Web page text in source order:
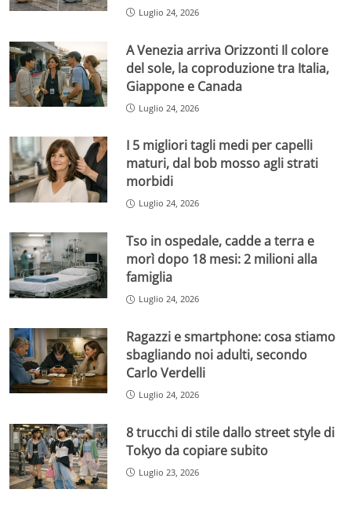
Luglio 24, 2026
A Venezia arriva Orizzonti Il colore
del sole, la coproduzione tra Italia,
Giappone e Canada
Luglio 24, 2026
I 5 migliori tagli medi per capelli
maturi, dal bob mosso agli strati
morbidi
Luglio 24, 2026
Tso in ospedale, cadde a terra e
morì dopo 18 mesi: 2 milioni alla
famiglia
Luglio 24, 2026
Ragazzi e smartphone: cosa stiamo
sbagliando noi adulti, secondo
Carlo Verdelli
Luglio 24, 2026
8 trucchi di stile dallo street style di
Tokyo da copiare subito
Luglio 23, 2026